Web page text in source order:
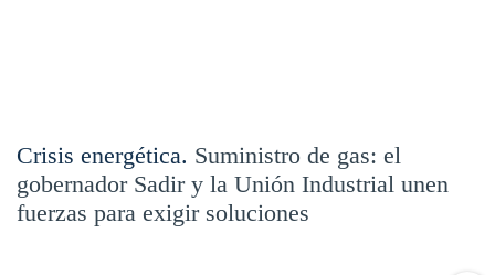
Crisis energética. Suministro de gas: el
gobernador Sadir y la Unión Industrial unen
fuerzas para exigir soluciones